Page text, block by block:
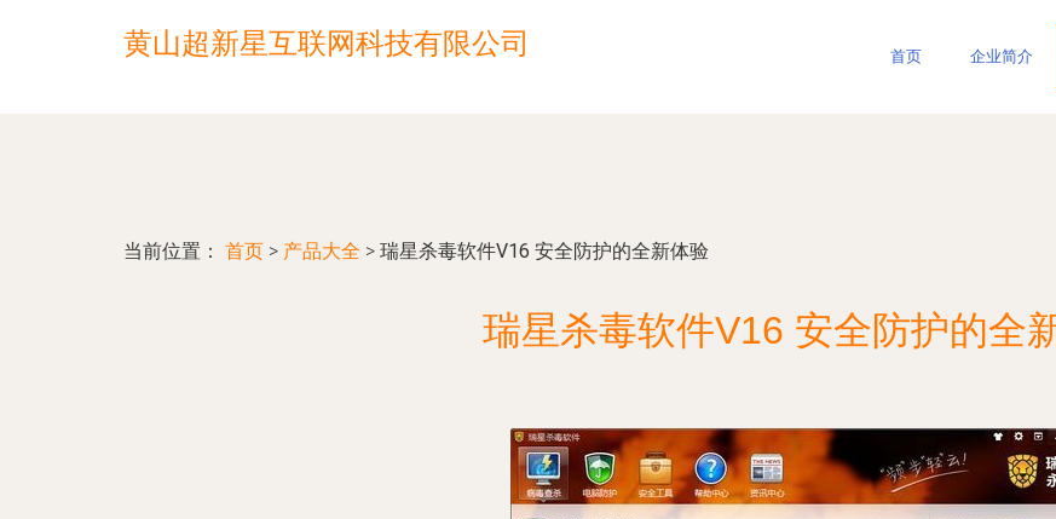
黄山超新星互联网科技有限公司 首页 企业简介
当前位置： 首页 > 产品大全 > 瑞星杀毒软件V16 安全防护的全新体验
瑞星杀毒软件V16 安全防护的全